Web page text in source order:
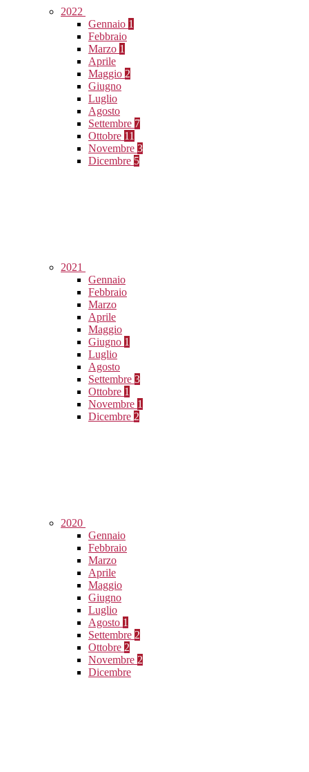
2022
Gennaio 1
Febbraio
Marzo 1
Aprile
Maggio 2
Giugno
Luglio
Agosto
Settembre 7
Ottobre 11
Novembre 3
Dicembre 5
2021
Gennaio
Febbraio
Marzo
Aprile
Maggio
Giugno 1
Luglio
Agosto
Settembre 3
Ottobre 1
Novembre 1
Dicembre 2
2020
Gennaio
Febbraio
Marzo
Aprile
Maggio
Giugno
Luglio
Agosto 1
Settembre 2
Ottobre 2
Novembre 2
Dicembre